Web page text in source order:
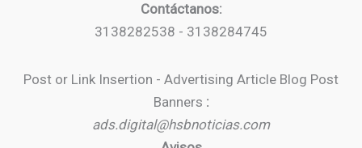
Contáctanos:
3138282538 - 3138284745
Post or Link Insertion - Advertising Article Blog Post
Banners :
ads.digital@hsbnoticias.com